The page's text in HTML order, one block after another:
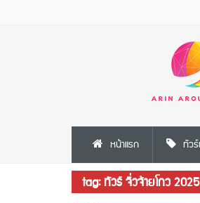
หน้าแรก ทัว
tag: ทัวร์ จิ่วจ้ายโกว 2025